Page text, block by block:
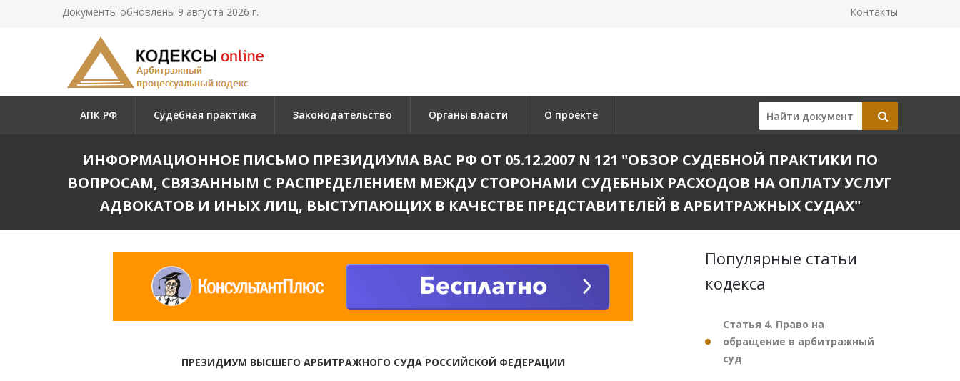
Документы обновлены 9 августа 2026 г. Контакты
АПК РФ Судебная практика Законодательство Органы власти О проекте
ИНФОРМАЦИОННОЕ ПИСЬМО ПРЕЗИДИУМА ВАС РФ ОТ 05.12.2007 N 121 "ОБЗОР СУДЕБНОЙ ПРАКТИКИ ПО
ВОПРОСАМ, СВЯЗАННЫМ С РАСПРЕДЕЛЕНИЕМ МЕЖДУ СТОРОНАМИ СУДЕБНЫХ РАСХОДОВ НА ОПЛАТУ УСЛУГ
АДВОКАТОВ И ИНЫХ ЛИЦ, ВЫСТУПАЮЩИХ В КАЧЕСТВЕ ПРЕДСТАВИТЕЛЕЙ В АРБИТРАЖНЫХ СУДАХ"
ПРЕЗИДИУМ ВЫСШЕГО АРБИТРАЖНОГО СУДА РОССИЙСКОЙ ФЕДЕРАЦИИ
Популярные статьи
кодекса
Статья 4. Право на
обращение в арбитражный
суд